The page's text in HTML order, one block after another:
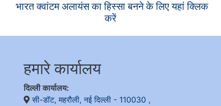
भारत क्वांटम अलायंस का हिस्सा बनने के लिए यहां क्लिक
करें
हमारे कार्यालय
दिल्ली कार्यालय:
सी-डॉट, महरौली, नई दिल्ली - 110030 ,